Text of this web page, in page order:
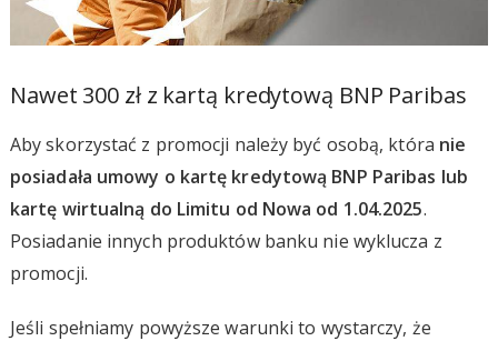
Nawet 300 zł z kartą kredytową BNP Paribas
Aby skorzystać z promocji należy być osobą, która nie
posiadała umowy o kartę kredytową BNP Paribas lub
kartę wirtualną do Limitu od Nowa od 1.04.2025.
Posiadanie innych produktów banku nie wyklucza z
promocji.
Jeśli spełniamy powyższe warunki to wystarczy, że